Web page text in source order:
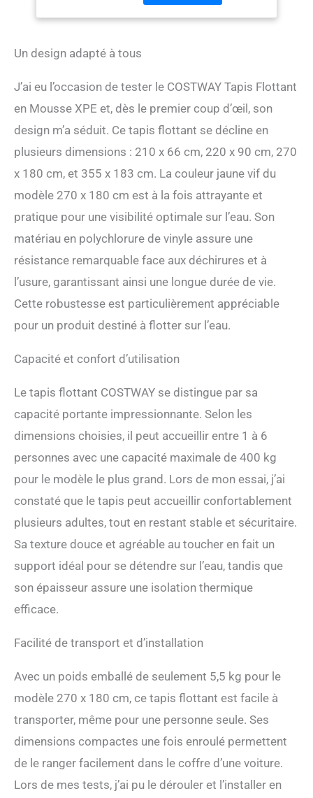
être enroulée et utilisée
vous puissiez vous allonger
confortablement dessus et
pas besoin d'être gonflé.
【Réduction du stress】
Avec notre tapis flottant,
vous pouvez vous allonger
sur l'eau, flotter avec elle,
jeter les ennuis de la vie et
du travail, simplement
profiter du moment ou jouer
joyeusement avec des amis
dessus. 【Large
application】Ce produit
peut être utilisé dans les
jeux d’eau, les bains de
yacht. 【Pratique à ranger
et transporter】Notre tapis
enrouler, une fois enroulées,
son empreinte au sol est
stocker. Ces fonctionnalités
facilitent également le
Un design adapté à tous
J’ai eu l’occasion de tester le COSTWAY Tapis Flottant
en Mousse XPE et, dès le premier coup d’œil, son
design m’a séduit. Ce tapis flottant se décline en
plusieurs dimensions : 210 x 66 cm, 220 x 90 cm, 270
x 180 cm, et 355 x 183 cm. La couleur jaune vif du
modèle 270 x 180 cm est à la fois attrayante et
pratique pour une visibilité optimale sur l’eau. Son
matériau en polychlorure de vinyle assure une
résistance remarquable face aux déchirures et à
l’usure, garantissant ainsi une longue durée de vie.
Cette robustesse est particulièrement appréciable
pour un produit destiné à flotter sur l’eau.
Capacité et confort d’utilisation
Le tapis flottant COSTWAY se distingue par sa
capacité portante impressionnante. Selon les
dimensions choisies, il peut accueillir entre 1 à 6
personnes avec une capacité maximale de 400 kg
pour le modèle le plus grand. Lors de mon essai, j’ai
constaté que le tapis peut accueillir confortablement
plusieurs adultes, tout en restant stable et sécuritaire.
Sa texture douce et agréable au toucher en fait un
support idéal pour se détendre sur l’eau, tandis que
son épaisseur assure une isolation thermique
efficace.
Facilité de transport et d’installation
Avec un poids emballé de seulement 5,5 kg pour le
modèle 270 x 180 cm, ce tapis flottant est facile à
transporter, même pour une personne seule. Ses
dimensions compactes une fois enroulé permettent
de le ranger facilement dans le coffre d’une voiture.
Lors de mes tests, j’ai pu le dérouler et l’installer en